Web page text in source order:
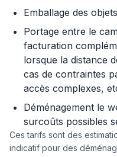
Emballage des
Portage entre le
facturation
lorsque la distance
cas de contraintes
accès complexes,
Déménagement le
surcoûts possibles
Ces tarifs sont des
indicatif pour des